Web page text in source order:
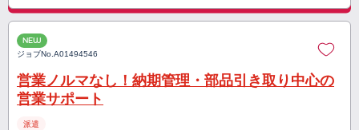
NEW
ジョブNo.A01494546
営業ノルマなし！納期管理・部品引き取り中心の
営業サポート
派遣